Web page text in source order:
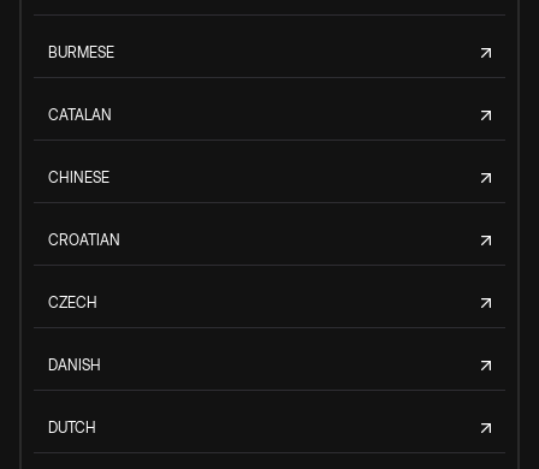
BURMESE
CATALAN
CHINESE
CROATIAN
CZECH
DANISH
DUTCH